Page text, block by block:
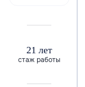
21 лет
стаж работы